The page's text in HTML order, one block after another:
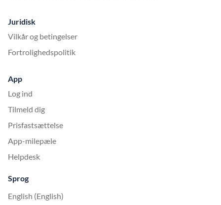
Juridisk
Vilkår og betingelser
Fortrolighedspolitik
App
Log ind
Tilmeld dig
Prisfastsættelse
App-milepæle
Helpdesk
Sprog
English (English)